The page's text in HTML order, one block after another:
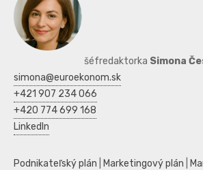
šéfredaktorka Simona
simona@euroekonom.sk
+421 907 234 066
+420 774 699 168
LinkedIn
Podnikateľský plán Marketingový plán